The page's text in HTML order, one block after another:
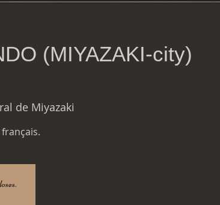
(MIYAZAKI-city)
de Miyazaki